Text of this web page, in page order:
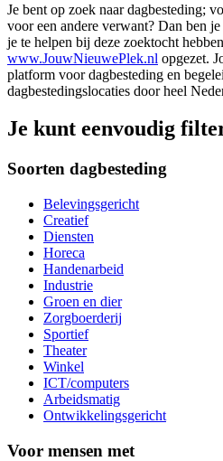
Je bent op zoek naar dagbesteding;
voor een andere verwant? Dan ben
je te helpen bij deze zoektocht
www.JouwNieuwePlek.nl opgezet.
platform voor dagbesteding en
dagbestedingslocaties door heel
Je kunt eenvoudig
Soorten dagbesteding
Belevingsgericht
Creatief
Diensten
Horeca
Handenarbeid
Industrie
Groen en dier
Zorgboerderij
Sportief
Theater
Winkel
ICT/computers
Arbeidsmatig
Ontwikkelingsgericht
Voor mensen met